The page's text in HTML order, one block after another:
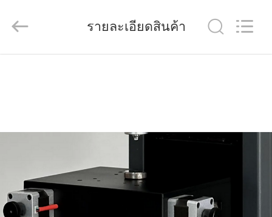
เกี่ยว
Technology
Co.,
Reserved.
รายละเอียดสินค้า